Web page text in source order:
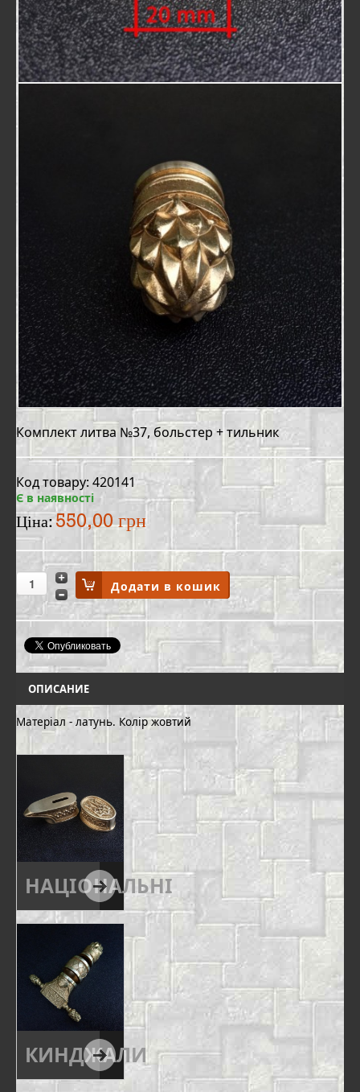
Комплект литва №37, больстер + тильник
Код товару: 420141
Є в наявності
Ціна: 550,00 грн
ОПИСАНИЕ
Матеріал - латунь. Колір жовтий
НАЦІОНАЛЬНІ
КИНДЖАЛИ